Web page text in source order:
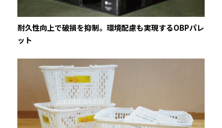
耐久性向上で破損を抑制。環境配慮も実現するOBPパレ
ット